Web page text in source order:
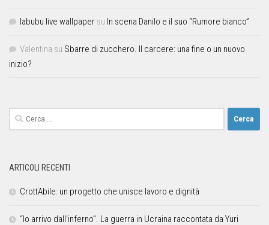
labubu live wallpaper su In scena Danilo e il suo “Rumore bianco”
Valentina su Sbarre di zucchero. Il carcere: una fine o un nuovo
inizio?
ARTICOLI RECENTI
CrottAbile: un progetto che unisce lavoro e dignità
“Io arrivo dall’inferno”. La guerra in Ucraina raccontata da Yuri